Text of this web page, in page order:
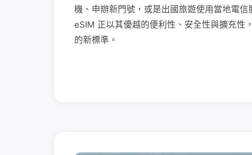
機、申辦新門號，或是出國旅遊使用當地電信
eSIM 正以其優越的便利性、安全性與擴充性
的新標準。